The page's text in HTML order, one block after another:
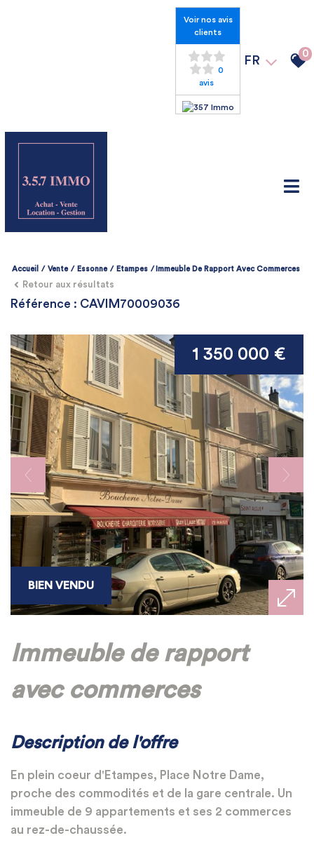
Voir nos avis
clients
0
avis
FR
0
Accueil Vente Essonne Etampes Immeuble De Rapport Avec Commerces
Retour aux résultats
Référence : CAVIM70009036
BIEN VENDU
1 350 000 €
Immeuble de rapport
avec commerces
Description de l'offre
En plein coeur d'Etampes, Place Notre Dame,
proche des commodités et de la gare centrale. Un
immeuble de 9 appartements et ses 2 commerces
au rez-de-chaussée.